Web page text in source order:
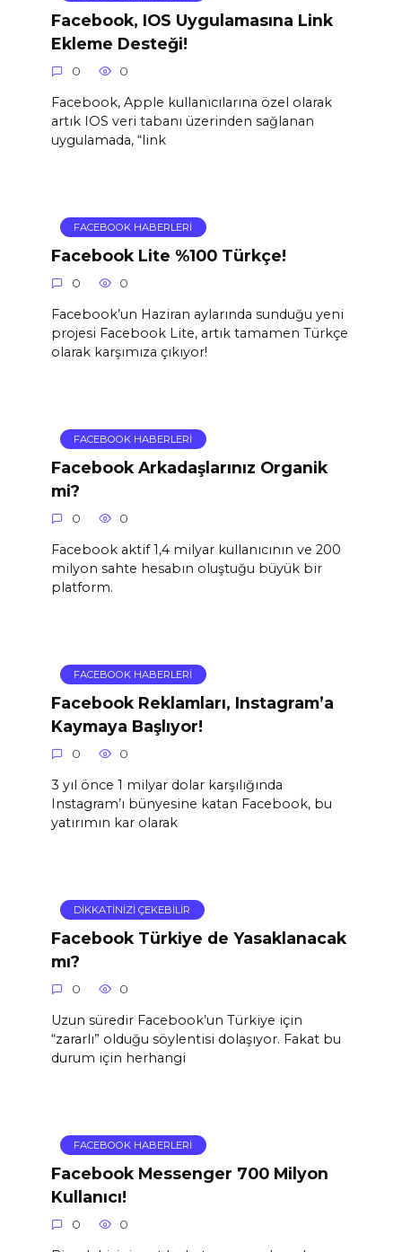
Facebook, IOS Uygulamasına Link
Ekleme Desteği!
0 0
Facebook, Apple kullanıcılarına özel olarak
artık IOS veri tabanı üzerinden sağlanan
uygulamada, “link
FACEBOOK HABERLERI
Facebook Lite %100 Türkçe!
0 0
Facebook’un Haziran aylarında sunduğu yeni
projesi Facebook Lite, artık tamamen Türkçe
olarak karşımıza çıkıyor!
FACEBOOK HABERLERI
Facebook Arkadaşlarınız Organik
mi?
0 0
Facebook aktif 1,4 milyar kullanıcının ve 200
milyon sahte hesabın oluştuğu büyük bir
platform.
FACEBOOK HABERLERI
Facebook Reklamları, Instagram’a
Kaymaya Başlıyor!
0 0
3 yıl önce 1 milyar dolar karşılığında
Instagram’ı bünyesine katan Facebook, bu
yatırımın kar olarak
DIKKATINIZI ÇEKEBILIR
Facebook Türkiye de Yasaklanacak
mı?
0 0
Uzun süredir Facebook’un Türkiye için
“zararlı” olduğu söylentisi dolaşıyor. Fakat bu
durum için herhangi
FACEBOOK HABERLERI
Facebook Messenger 700 Milyon
Kullanıcı!
0 0